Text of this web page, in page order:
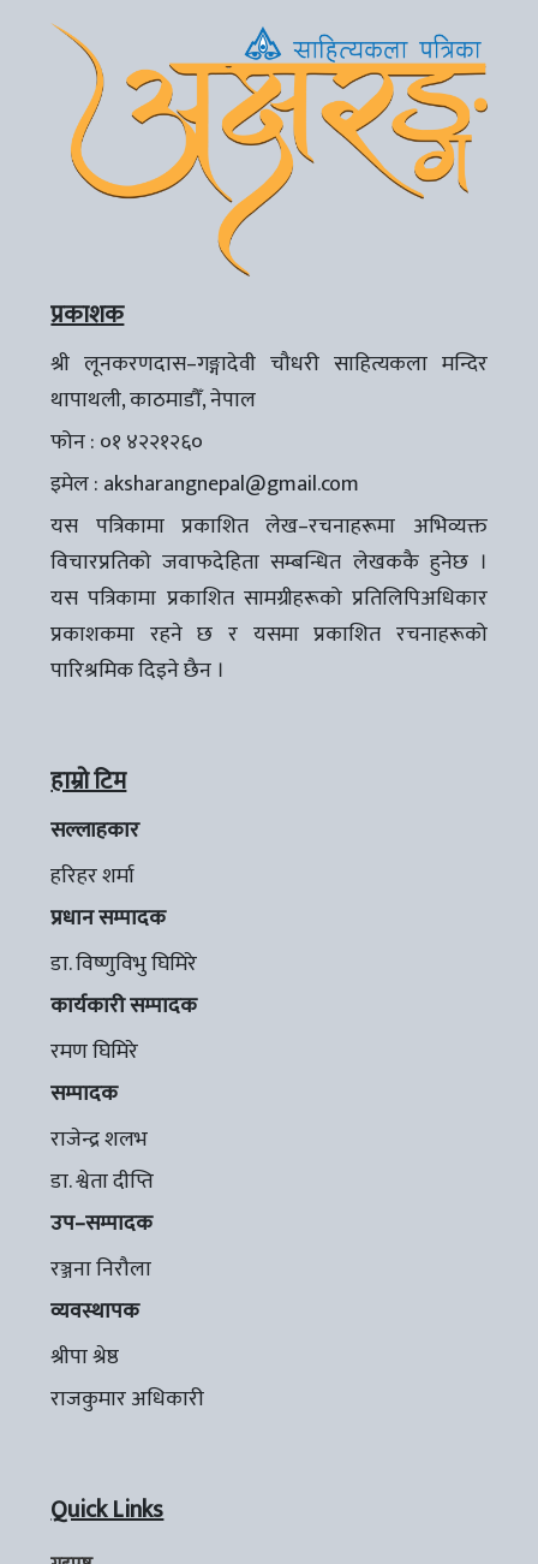
प्रकाशक
श्री लूनकरणदास–गङ्गादेवी चौधरी साहित्यकला मन्दिर
थापाथली, काठमाडौँ, नेपाल
फोन : ०१ ४२२१२६०
इमेल : aksharangnepal@gmail.com
यस पत्रिकामा प्रकाशित लेख–रचनाहरूमा अभिव्यक्त
विचारप्रतिको जवाफदेहिता सम्बन्धित लेखककै हुनेछ ।
यस पत्रिकामा प्रकाशित सामग्रीहरूको प्रतिलिपिअधिकार
प्रकाशकमा रहने छ र यसमा प्रकाशित रचनाहरूको
पारिश्रमिक दिइने छैन ।
हाम्रो टिम
सल्लाहकार
हरिहर शर्मा
प्रधान सम्पादक
डा. विष्णुविभु घिमिरे
कार्यकारी सम्पादक
रमण घिमिरे
सम्पादक
राजेन्द्र शलभ
डा. श्वेता दीप्ति
उप–सम्पादक
रञ्जना निरौला
व्यवस्थापक
श्रीपा श्रेष्ठ
राजकुमार अधिकारी
Quick Links